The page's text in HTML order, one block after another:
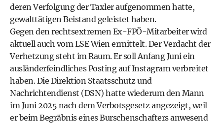
deren Verfolgung der Taxler aufgenommen hatte,
gewalttätigen Beistand geleistet haben.
Gegen den rechtsextremen Ex-FPÖ-Mitarbeiter wird
aktuell auch vom LSE Wien ermittelt. Der Verdacht der
Verhetzung steht im Raum. Er soll Anfang Juni ein
ausländerfeindliches Posting auf Instagram verbreitet
haben. Die Direktion Staatsschutz und
Nachrichtendienst (DSN) hatte wiederum den Mann
im Juni 2025 nach dem Verbotsgesetz angezeigt, weil
er beim Begräbnis eines Burschenschafters anwesend